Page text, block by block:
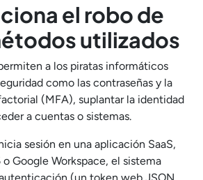
el robo de
utilizados
a los piratas informáticos
como las contraseñas y la
(MFA), suplantar la identidad
a cuentas o sistemas.
sesión en una aplicación SaaS,
Google Workspace, el sistema